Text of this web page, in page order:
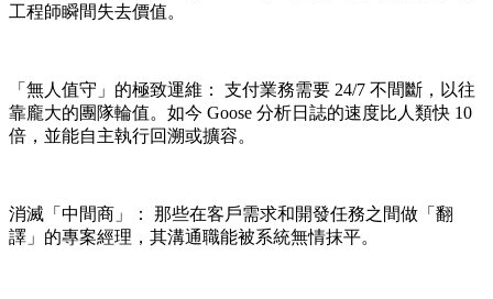
工程師瞬間失去價值。
「無人值守」的極致運維： 支付業務需要 24/7 不間斷，以往
靠龐大的團隊輪值。如今 Goose 分析日誌的速度比人類快 10
倍，並能自主執行回溯或擴容。
消滅「中間商」： 那些在客戶需求和開發任務之間做「翻
譯」的專案經理，其溝通職能被系統無情抹平。